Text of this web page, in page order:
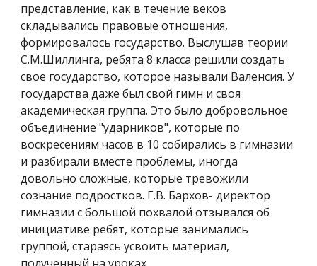
представление, как в течение веков
складывались правовые отношения,
формировалось государство. Выслушав теории
С.М.Шиллинга, ребята 8 класса решили создать
свое государство, которое называли Валенсия. У
государства даже был свой гимн и своя
академическая группа. Это было добровольное
объединение "ударников", которые по
воскресениям часов в 10 собирались в гимназии
и разбирали вместе проблемы, иногда
довольно сложные, которые тревожили
сознание подростков. Г.В. Бархов- директор
гимназии с большой похвалой отзывался об
инициативе ребят, которые занимались
группой, стараясь усвоить материал,